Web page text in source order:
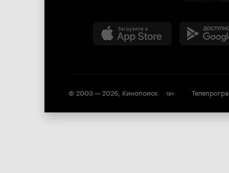
© 2003 — 2026, Кинопоиск 18+